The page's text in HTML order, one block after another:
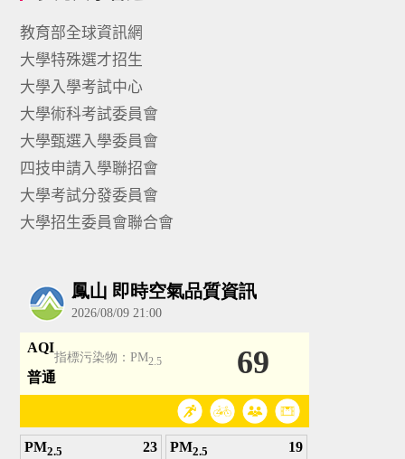
教育部全球資訊網
大學特殊選才招生
大學入學考試中心
大學術科考試委員會
大學甄選入學委員會
四技申請入學聯招會
大學考試分發委員會
大學招生委員會聯合會